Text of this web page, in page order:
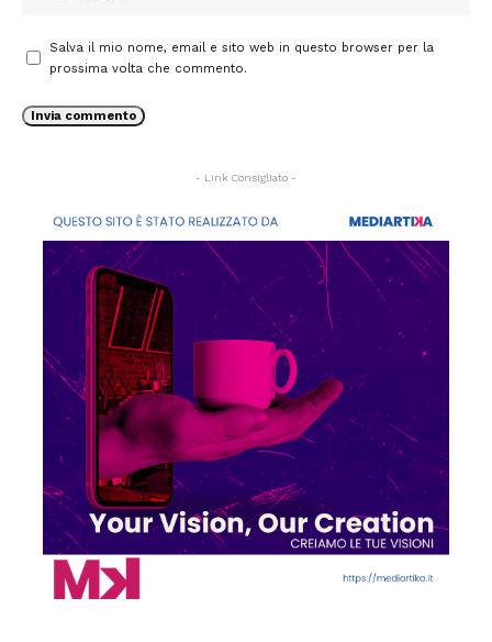
Salva il mio nome, email e sito web in questo browser per la
prossima volta che commento.
- Link Consigliato -